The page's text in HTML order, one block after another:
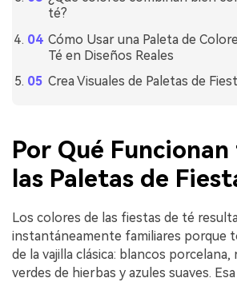
té?
Cómo Usar una Paleta de
Té en Diseños Reales
Crea Visuales de Paletas de
Por Qué
las Paletas de
Los colores de las fiestas de té
instantáneamente familiares porque
de la vajilla clásica: blancos porcelana,
verdes de hierbas y azules suaves.